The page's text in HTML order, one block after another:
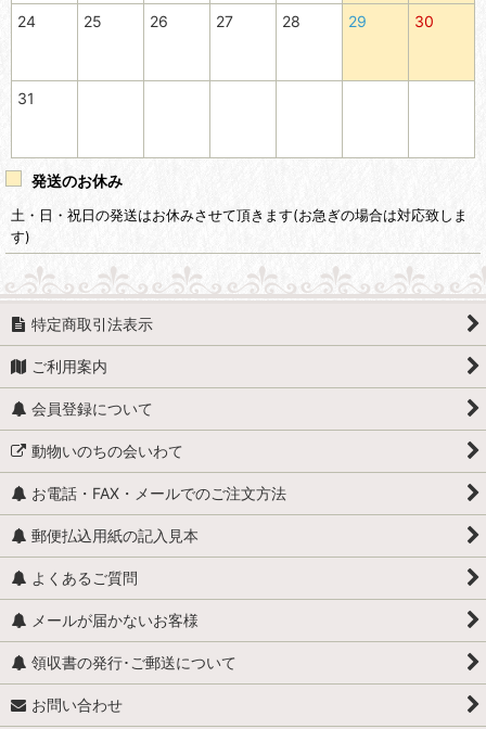
24 25 26 27 28 29 30
31
発送のお休み
土・日・祝日の発送はお休みさせて頂きます(お急ぎの場合は対応致しま
す)
特定商取引法表示
ご利用案内
会員登録について
動物いのちの会いわて
お電話・FAX・メールでのご注文方法
郵便払込用紙の記入見本
よくあるご質問
メールが届かないお客様
領収書の発行･ご郵送について
お問い合わせ